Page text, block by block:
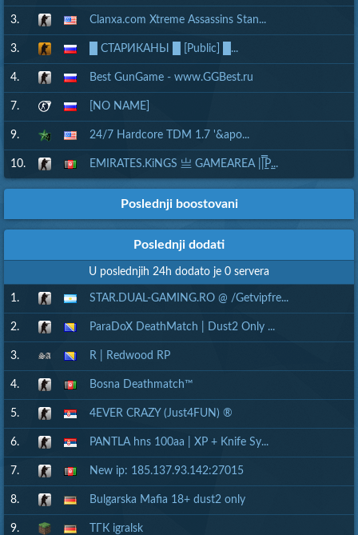
3. Clanxa.com Xtreme Assassins Stan...
3. █ СТАРИКАНЫ █ [Public] █...
4. Best GunGame - www.GGBest.ru
7. [NO NAME]
9. 24/7 Hardcore TDM 1.7 '&apo...
10. EMIRATES.KiNGS 亗 GAMEAREA ||͇̿P͇...
Poslednji boostovani
Poslednji dodati
U poslednjih 24h dodato je 0 servera
1. STAR.DUAL-GAMING.RO @ /Getvipfre...
2. ParaDoX DeathMatch | Dust2 Only ...
3. R | Redwood RP
4. Bosna Deathmatch™
5. 4EVER CRAZY (Just4FUN) ®
6. PANTLA hns 100aa | XP + Knife Sy...
7. New ip: 185.137.93.142:27015
8. Bulgarska Mafia 18+ dust2 only
9. ТГК igralsk